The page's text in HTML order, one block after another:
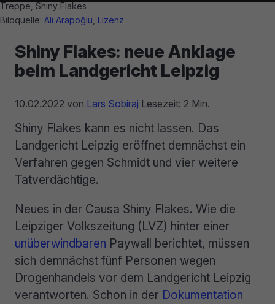
Treppe, Shiny Flakes
Bildquelle: Ali Arapoğlu Lizenz
Shiny Flakes: neue Anklage
beim Landgericht Leipzig
10.02.2022 von Lars Sobiraj Lesezeit: 2 Min.
Shiny Flakes kann es nicht lassen. Das
Landgericht Leipzig eröffnet demnächst ein
Verfahren gegen Schmidt und vier weitere
Tatverdächtige.
Neues in der Causa Shiny Flakes. Wie die
Leipziger Volkszeitung (LVZ) hinter einer
unüberwindbaren Paywall berichtet, müssen
sich demnächst fünf Personen wegen
Drogenhandels vor dem Landgericht Leipzig
verantworten. Schon in der Dokumentation